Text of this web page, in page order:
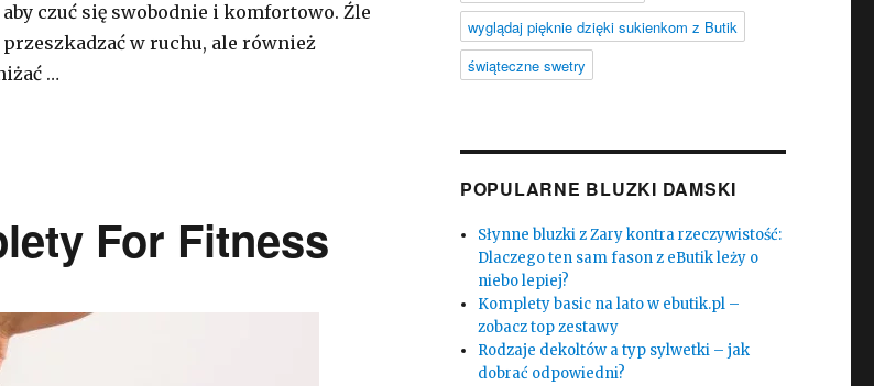
czuć się swobodnie i komfortowo. Źle
w ruchu, ale również
…
For Fitness
wyglądaj pięknie dzięki sukienkom z Butik
świąteczne swetry
POPULARNE BLUZKI DAMSKI
Słynne bluzki z Zary kontra rzeczywistość:
Dlaczego ten sam fason z eButik leży o
niebo lepiej?
Komplety basic na lato w ebutik.pl –
zobacz top zestawy
Rodzaje dekoltów a typ sylwetki – jak
dobrać odpowiedni?